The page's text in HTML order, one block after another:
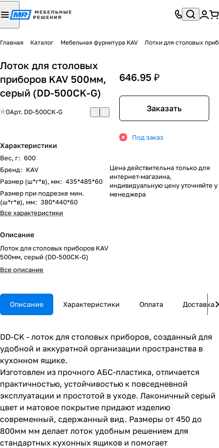
Главная Каталог Мебельная фурнитура KAV Лотки для столовых
Лоток для столовых
приборов KAV 500мм,
серый (DD-500CK-G)
0Арт. DD-500CK-G
Характеристики
Вес, г: 600
Бренд: KAV
Размер (ш*г*в), мм: 435*485*60
Размер при подрезке мин.
(ш*г*в), мм: 380*440*60
Все характеристики
Описание
Лоток для столовых приборов KAV
500мм, серый (DD-500CK-G)
Все описание
646.95 ₽
Заказать
Под заказ
Цена действительна только для
интернет-магазина,
индивидуальную цену уточняйте у
менеджера
Описание Характеристики Оплата Доставка
DD-CK - лоток для столовых приборов, созданный для
удобной и аккуратной организации пространства в
кухонном ящике.
Изготовлен из прочного АБС-пластика, отличается
практичностью, устойчивостью к повседневной
эксплуатации и простотой в уходе. Лаконичный серый
цвет и матовое покрытие придают изделию
современный, сдержанный вид. Размеры от 450 до
800мм мм делает лоток удобным решением для
стандартных кухонных ящиков и помогает